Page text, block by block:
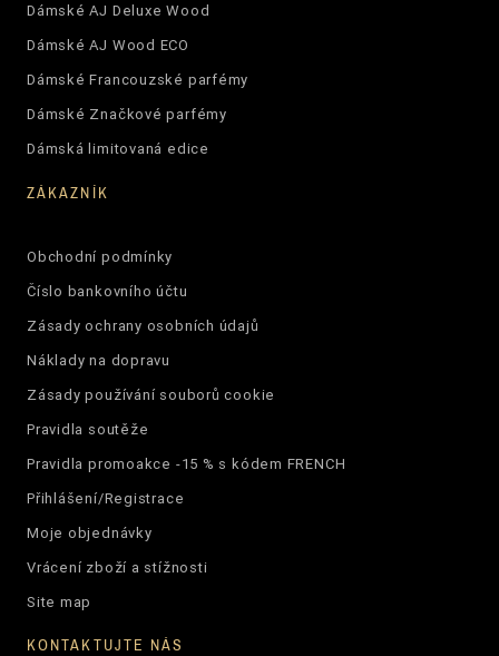
Dámské AJ Deluxe Wood
Dámské AJ Wood ECO
Dámské Francouzské parfémy
Dámské Značkové parfémy
Dámská limitovaná edice
ZÁKAZNÍK
Obchodní podmínky
Číslo bankovního účtu
Zásady ochrany osobních údajů
Náklady na dopravu
Zásady používání souborů cookie
Pravidla soutěže
Pravidla promoakce -15 % s kódem FRENCH
Přihlášení/Registrace
Moje objednávky
Vrácení zboží a stížnosti
Site map
KONTAKTUJTE NÁS